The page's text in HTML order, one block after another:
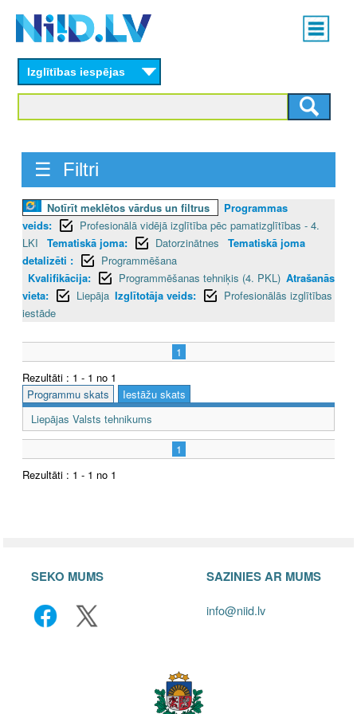
content
Main
menu
Izglītības iespējas
☰ Filtri
Notīrīt meklētos vārdus un filtrus
Programmas
veids:
Profesionālā vidējā izglītība pēc pamatizglītības - 4.
LKI
Tematiskā joma: Datorzinātnes
Tematiskā joma
detalizēti :
Programmēšana
Kvalifikācija:
Programmēšanas tehniķis (4. PKL) Atrašanās
vieta:
Liepāja Izglītotāja veids:
Profesionālās izglītības
iestāde
1
Rezultāti : 1 - 1 no 1
Programmu skats
Iestāžu skats
Liepājas Valsts tehnikums
1
Rezultāti : 1 - 1 no 1
SEKO MUMS SAZINIES AR MUMS
info@niid.lv